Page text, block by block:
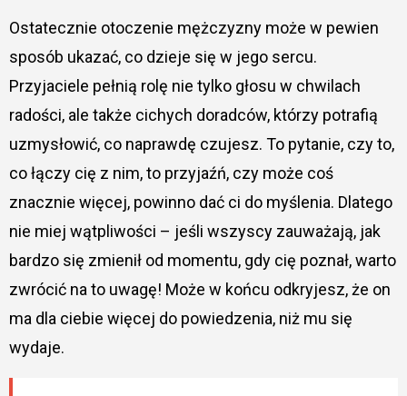
Ostatecznie otoczenie mężczyzny może w pewien
sposób ukazać, co dzieje się w jego sercu.
Przyjaciele pełnią rolę nie tylko głosu w chwilach
radości, ale także cichych doradców, którzy potrafią
uzmysłowić, co naprawdę czujesz. To pytanie, czy to,
co łączy cię z nim, to przyjaźń, czy może coś
znacznie więcej, powinno dać ci do myślenia. Dlatego
nie miej wątpliwości – jeśli wszyscy zauważają, jak
bardzo się zmienił od momentu, gdy cię poznał, warto
zwrócić na to uwagę! Może w końcu odkryjesz, że on
ma dla ciebie więcej do powiedzenia, niż mu się
wydaje.